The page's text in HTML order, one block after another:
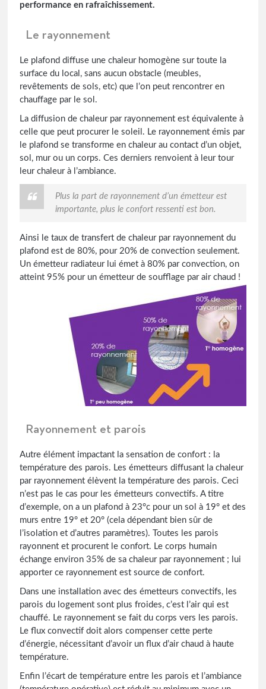
performance en rafraîchissement.
Le rayonnement
Le plafond diffuse une chaleur homogène sur toute la
surface du local, sans aucun obstacle (meubles,
revêtements de sols, etc) que l’on peut rencontrer en
chauffage par le sol.
La diffusion de chaleur par rayonnement est équivalente à
celle que peut procurer le soleil. Le rayonnement émis par
le plafond se transforme en chaleur au contact d’un objet,
sol, mur ou un corps. Ces derniers renvoient à leur tour
leur chaleur à l’ambiance.
Plus la part de rayonnement d’un émetteur est
importante, plus le confort ressenti est bon.
Ainsi le taux de transfert de chaleur par rayonnement du
plafond est de 80%, pour 20% de convection seulement.
Un émetteur radiateur lui émet à 80% par convection, on
atteint 95% pour un émetteur de soufflage par air chaud !
Rayonnement et parois
Autre élément impactant la sensation de confort : la
température des parois. Les émetteurs diffusant la chaleur
par rayonnement élèvent la température des parois. Ceci
n’est pas le cas pour les émetteurs convectifs. A titre
d’exemple, on a un plafond à 23°c pour un sol à 19° et des
murs entre 19° et 20° (cela dépendant bien sûr de
l’isolation et d’autres paramètres). Toutes les parois
rayonnent et procurent le confort. Le corps humain
échange environ 35% de sa chaleur par rayonnement ; lui
apporter ce rayonnement est source de confort.
Dans une installation avec des émetteurs convectifs, les
parois du logement sont plus froides, c’est l’air qui est
chauffé. Le rayonnement se fait du corps vers les parois.
Le flux convectif doit alors compenser cette perte
d’énergie, nécessitant d’avoir un flux d’air chaud à haute
température.
Enfin l’écart de température entre les parois et l’ambiance